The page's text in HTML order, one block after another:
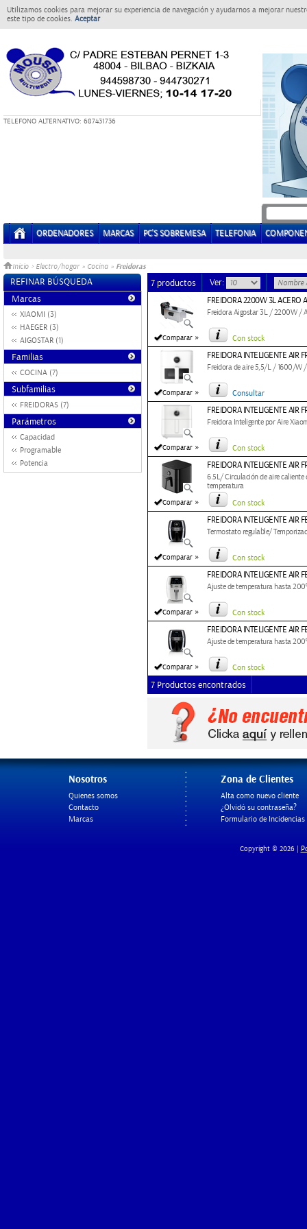
Utilizamos cookies para mejorar su experiencia de navegación y ayudarnos a mejorar
este tipo de cookies. Aceptar
TELEFONO ALTERNATIVO: 687431736
ORDENADORES MARCAS PC'S SOBREMESA TELEFONIA
Inicio > Electro/hogar » Cocina » Freidoras
REFINAR BÚSQUEDA
Marcas
XIAOMI (3)
HAEGER (3)
AIGOSTAR (1)
Familias
COCINA (7)
Subfamilias
FREIDORAS (7)
Parámetros
Capacidad
Programable
Potencia
7 productos Ver:
Comparar »
FREIDORA 2200W 3L ACERO
Freidora Aigostar 3L / 2200W /
Con stock
Comparar »
FREIDORA INTELIGENTE AIR
Freidora de aire 5,5/L / 1600/W
Consultar
Comparar »
FREIDORA INTELIGENTE AIR
Freidora Inteligente por Aire
Con stock
Comparar »
FREIDORA INTELIGENTE AIR
6.5L/ Circulación de aire caliente
temperatura
Con stock
Comparar »
FREIDORA INTELIGENTE AIR
Termostato regulable/
Con stock
Comparar »
FREIDORA INTELIGENTE AIR
Ajuste de temperatura hasta
Con stock
Comparar »
FREIDORA INTELIGENTE AIR
Ajuste de temperatura hasta
Con stock
7 Productos encontrados
Nosotros
Quienes somos
Contacto
Marcas
Zona de Clientes
Alta como nuevo cliente
¿Olvidó su contraseña?
Formulario de Incidencias
Copyright © 2026 |